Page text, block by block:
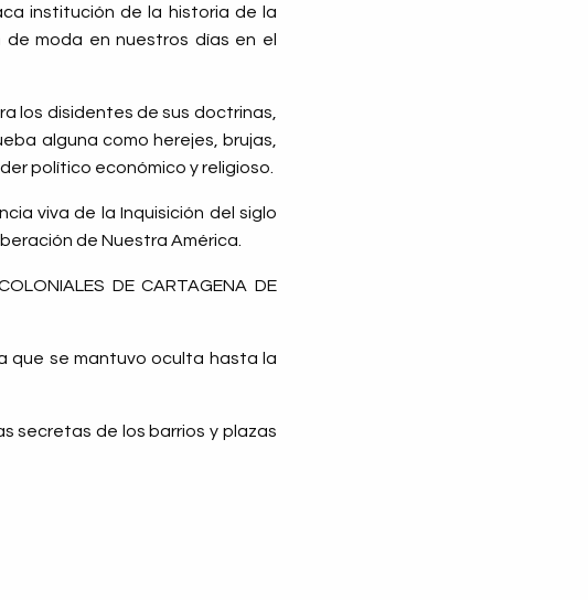
institución de la historia de la
de moda en nuestros días en el
los disidentes de sus doctrinas,
alguna como herejes, brujas,
político económico y religioso.
viva de la Inquisición del siglo
de Nuestra América.
DE CARTAGENA DE
que se mantuvo oculta hasta la
secretas de los barrios y plazas